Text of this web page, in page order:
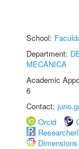
School:
Department:
MECÂNICA
Academic
6
Contact:
Orcid
Dimensions